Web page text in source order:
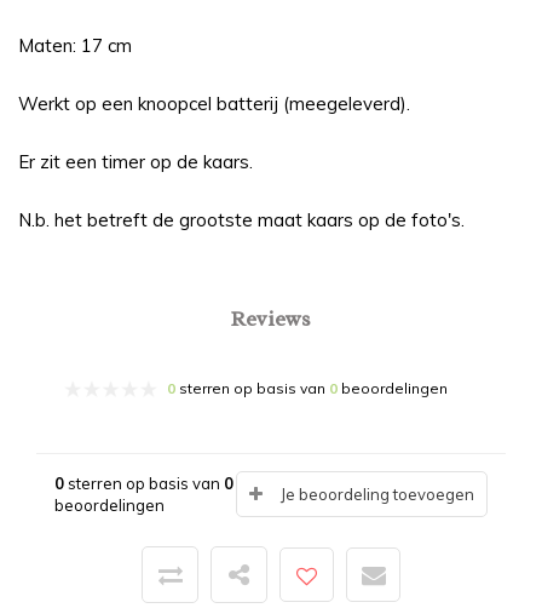
Maten: 17 cm
Werkt op een knoopcel batterij (meegeleverd).
Er zit een timer op de kaars.
N.b. het betreft de grootste maat kaars op de foto's.
Reviews
0 sterren op basis van 0 beoordelingen
0sterren op basis van 0
beoordelingen
Je beoordeling toevoegen